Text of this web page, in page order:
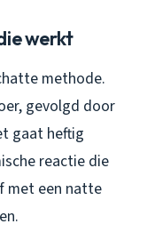
werkt
methode.
gevolgd door
gaat heftig
reactie die
met een natte